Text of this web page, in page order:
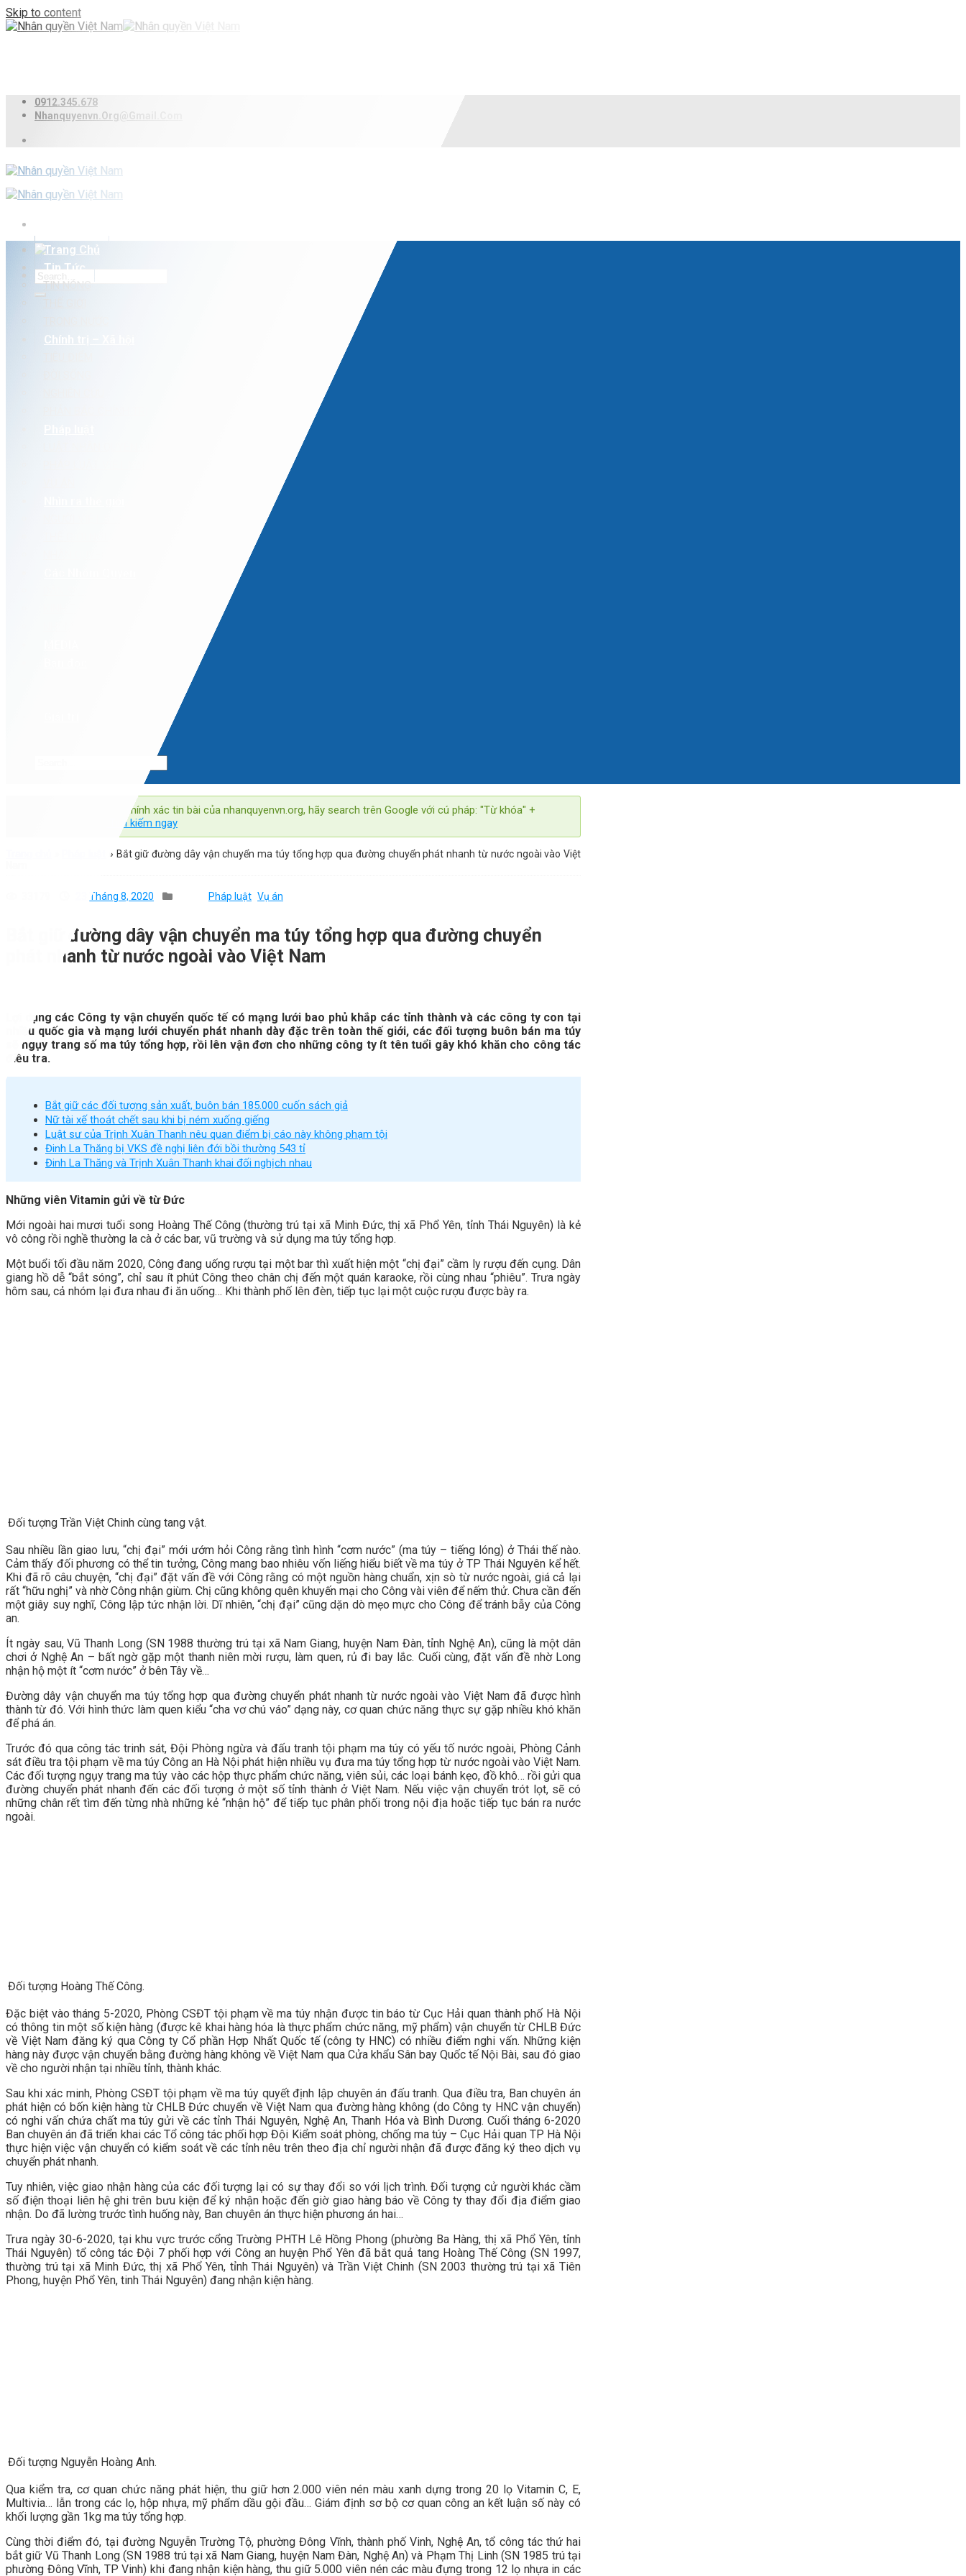
Skip to content
0912.345.678
Nhanquyenvn.org@gmail.com
Trang Chủ
Tin Tức
TIN NÓNG
Chính trị – Xã hội
Để tìm kiếm chính xác tin bài của nhanquyenvn.org, hãy search trên Google với cú pháp: "Từ khóa" +
Tìm kiếm ngay
» Bắt giữ đường dây vận chuyển ma túy tổng hợp qua đường chuyển phát nhanh từ nước ngoài vào Việt
23 Tháng 8, 2020 Pháp luật Vụ án
Bắt giữ đường dây vận chuyển ma túy tổng hợp qua đường chuyển
phát nhanh từ nước ngoài vào Việt Nam
Lợi dụng các Công ty vận chuyển quốc tế có mạng lưới bao phủ khắp các tỉnh thành và các công ty con tại
nhiều quốc gia và mạng lưới chuyển phát nhanh dày đặc trên toàn thế giới, các đối tượng buôn bán ma túy
sẽ ngụy trang số ma túy tổng hợp, rồi lên vận đơn cho những công ty ít tên tuổi gây khó khăn cho công tác
điều tra.
Bắt giữ các đối tượng sản xuất, buôn bán 185.000 cuốn sách giả
Nữ tài xế thoát chết sau khi bị ném xuống giếng
Luật sư của Trịnh Xuân Thanh nêu quan điểm bị cáo này không phạm tội
Đinh La Thăng bị VKS đề nghị liên đới bồi thường 543 tỉ
Đinh La Thăng và Trịnh Xuân Thanh khai đối nghịch nhau
Những viên Vitamin gửi về từ Đức
Mới ngoài hai mươi tuổi song Hoàng Thế Công (thường trú tại xã Minh Đức, thị xã Phổ Yên, tỉnh Thái Nguyên) là kẻ
vô công rồi nghề thường la cà ở các bar, vũ trường và sử dụng ma túy tổng hợp.
Một buổi tối đầu năm 2020, Công đang uống rượu tại một bar thì xuất hiện một “chị đại” cầm ly rượu đến cụng. Dân
giang hồ dễ “bắt sóng”, chỉ sau ít phút Công theo chân chị đến một quán karaoke, rồi cùng nhau “phiêu”. Trưa ngày
hôm sau, cả nhóm lại đưa nhau đi ăn uống… Khi thành phố lên đèn, tiếp tục lại một cuộc rượu được bày ra.
Đối tượng Trần Việt Chinh cùng tang vật.
Sau nhiều lần giao lưu, “chị đại” mới ướm hỏi Công rằng tình hình “cơm nước” (ma túy – tiếng lóng) ở Thái thế nào.
Cảm thấy đối phương có thể tin tưởng, Công mang bao nhiêu vốn liếng hiểu biết về ma túy ở TP Thái Nguyên kể hết.
Khi đã rõ câu chuyện, “chị đại” đặt vấn đề với Công rằng có một nguồn hàng chuẩn, xịn sò từ nước ngoài, giá cả lại
rất “hữu nghị” và nhờ Công nhận giùm. Chị cũng không quên khuyến mại cho Công vài viên để nếm thử. Chưa cần đến
một giây suy nghĩ, Công lập tức nhận lời. Dĩ nhiên, “chị đại” cũng dặn dò mẹo mực cho Công để tránh bẫy của Công
an.
Ít ngày sau, Vũ Thanh Long (SN 1988 thường trú tại xã Nam Giang, huyện Nam Đàn, tỉnh Nghệ An), cũng là một dân
chơi ở Nghệ An – bất ngờ gặp một thanh niên mời rượu, làm quen, rủ đi bay lắc. Cuối cùng, đặt vấn đề nhờ Long
nhận hộ một ít “cơm nước” ở bên Tây về…
Đường dây vận chuyển ma túy tổng hợp qua đường chuyển phát nhanh từ nước ngoài vào Việt Nam đã được hình
thành từ đó. Với hình thức làm quen kiểu “cha vơ chú váo” dạng này, cơ quan chức năng thực sự gặp nhiều khó khăn
để phá án.
Trước đó qua công tác trinh sát, Đội Phòng ngừa và đấu tranh tội phạm ma túy có yếu tố nước ngoài, Phòng Cảnh
sát điều tra tội phạm về ma túy Công an Hà Nội phát hiện nhiều vụ đưa ma túy tổng hợp từ nước ngoài vào Việt Nam.
Các đối tượng ngụy trang ma túy vào các hộp thực phẩm chức năng, viên sủi, các loại bánh kẹo, đồ khô… rồi gửi qua
đường chuyển phát nhanh đến các đối tượng ở một số tỉnh thành ở Việt Nam. Nếu việc vận chuyển trót lọt, sẽ có
những chân rết tìm đến từng nhà những kẻ “nhận hộ” để tiếp tục phân phối trong nội địa hoặc tiếp tục bán ra nước
ngoài.
Đối tượng Hoàng Thế Công.
Đặc biệt vào tháng 5-2020, Phòng CSĐT tội phạm về ma túy nhận được tin báo từ Cục Hải quan thành phố Hà Nội
có thông tin một số kiện hàng (được kê khai hàng hóa là thực phẩm chức năng, mỹ phẩm) vận chuyển từ CHLB Đức
về Việt Nam đăng ký qua Công ty Cổ phần Hợp Nhất Quốc tế (công ty HNC) có nhiều điểm nghi vấn. Những kiện
hàng này được vận chuyển bằng đường hàng không về Việt Nam qua Cửa khẩu Sân bay Quốc tế Nội Bài, sau đó giao
về cho người nhận tại nhiều tỉnh, thành khác.
Sau khi xác minh, Phòng CSĐT tội phạm về ma túy quyết định lập chuyên án đấu tranh. Qua điều tra, Ban chuyên án
phát hiện có bốn kiện hàng từ CHLB Đức chuyển về Việt Nam qua đường hàng không (do Công ty HNC vận chuyển)
có nghi vấn chứa chất ma túy gửi về các tỉnh Thái Nguyên, Nghệ An, Thanh Hóa và Bình Dương. Cuối tháng 6-2020
Ban chuyên án đã triển khai các Tổ công tác phối hợp Đội Kiểm soát phòng, chống ma túy – Cục Hải quan TP Hà Nội
thực hiện việc vận chuyển có kiểm soát về các tỉnh nêu trên theo địa chỉ người nhận đã được đăng ký theo dịch vụ
chuyển phát nhanh.
Tuy nhiên, việc giao nhận hàng của các đối tượng lại có sự thay đổi so với lịch trình. Đối tượng cử người khác cầm
số điện thoại liên hệ ghi trên bưu kiện để ký nhận hoặc đến giờ giao hàng báo về Công ty thay đổi địa điểm giao
nhận. Do đã lường trước tình huống này, Ban chuyên án thực hiện phương án hai…
Trưa ngày 30-6-2020, tại khu vực trước cổng Trường PHTH Lê Hồng Phong (phường Ba Hàng, thị xã Phổ Yên, tỉnh
Thái Nguyên) tổ công tác Đội 7 phối hợp với Công an huyện Phổ Yên đã bắt quả tang Hoàng Thế Công (SN 1997,
thường trú tại xã Minh Đức, thị xã Phổ Yên, tỉnh Thái Nguyên) và Trần Việt Chinh (SN 2003 thường trú tại xã Tiên
Phong, huyện Phổ Yên, tinh Thái Nguyên) đang nhận kiện hàng.
Đối tượng Nguyễn Hoàng Anh.
Qua kiểm tra, cơ quan chức năng phát hiện, thu giữ hơn 2.000 viên nén màu xanh dựng trong 20 lọ Vitamin C, E,
Multivia… lẫn trong các lọ, hộp nhựa, mỹ phẩm dầu gội đầu… Giám định sơ bộ cơ quan công an kết luận số này có
khối lượng gần 1kg ma túy tổng hợp.
Cùng thời điểm đó, tại đường Nguyễn Trường Tộ, phường Đông Vĩnh, thành phố Vinh, Nghệ An, tổ công tác thứ hai
bắt giữ Vũ Thanh Long (SN 1988 trú tại xã Nam Giang, huyện Nam Đàn, Nghệ An) và Phạm Thị Linh (SN 1985 trú tại
phường Đông Vĩnh, TP Vinh) khi đang nhận kiện hàng, thu giữ 5.000 viên nén các màu đựng trong 12 lọ nhựa in các